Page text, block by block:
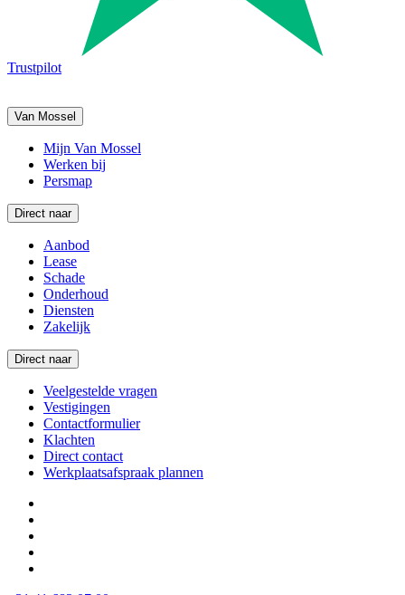
Trustpilot
Van Mossel
Mijn Van Mossel
Werken bij
Persmap
Direct naar
Aanbod
Lease
Schade
Onderhoud
Diensten
Zakelijk
Direct naar
Veelgestelde vragen
Vestigingen
Contactformulier
Klachten
Direct contact
Werkplaatsafspraak plannen